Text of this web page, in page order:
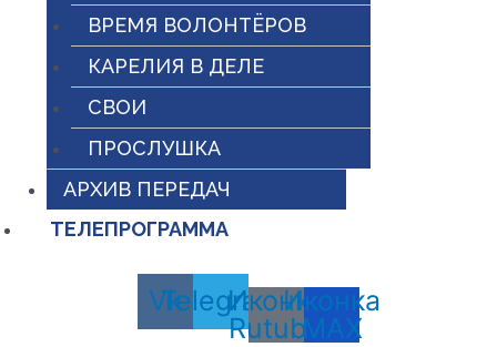
ВРЕМЯ ВОЛОНТЁРОВ
КАРЕЛИЯ В ДЕЛЕ
СВОИ
ПРОСЛУШКА
АРХИВ ПЕРЕДАЧ
ТЕЛЕПРОГРАММА
Vk
Telegram
Иконка
Rutube
Иконка
MAX